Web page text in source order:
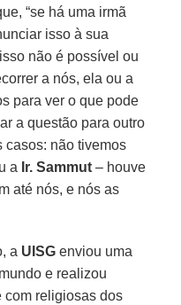
“se há uma irmã
isso à sua
não é possível ou
a nós, ela ou a
para ver o que pode
a questão para outro
casos: não tivemos
a Ir. Sammut – houve
até nós, e nós as
a UISG enviou uma
e realizou
com religiosas dos